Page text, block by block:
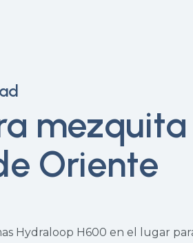
Oriente
Hydraloop H600 en el lugar